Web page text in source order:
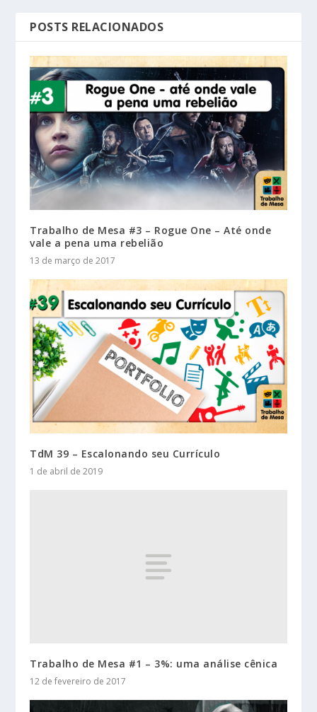
POSTS RELACIONADOS
Trabalho de Mesa #3 – Rogue One – Até onde
vale a pena uma rebelião
13 de março de 2017
TdM 39 – Escalonando seu Currículo
1 de abril de 2019
Trabalho de Mesa #1 – 3%: uma análise cênica
12 de fevereiro de 2017